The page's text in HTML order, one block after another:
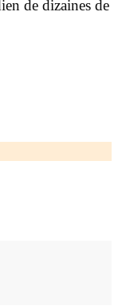
de dizaines de